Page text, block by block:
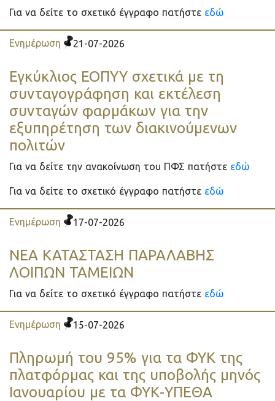
Για να δείτε το σχετικό έγγραφο πατήστε εδώ
Ενημέρωση 21-07-2026
Εγκύκλιος ΕΟΠΥΥ σχετικά με τη
συνταγογράφηση και εκτέλεση
συνταγών φαρμάκων για την
εξυπηρέτηση των διακινούμενων
πολιτών
Για να δείτε την ανακοίνωση του ΠΦΣ πατήστε εδώ
Για να δείτε το σχετικό έγγραφο πατήστε εδώ
Ενημέρωση 17-07-2026
ΝΕΑ ΚΑΤΑΣΤΑΣΗ ΠΑΡΑΛΑΒΗΣ
ΛΟΙΠΩΝ ΤΑΜΕΙΩΝ
Για να δείτε το σχετικό έγγραφο πατήστε εδώ
Ενημέρωση 15-07-2026
Πληρωμή του 95% για τα ΦΥΚ της
πλατφόρμας και της υποβολής μηνός
Ιανουαρίου με τα ΦΥΚ-ΥΠΕΘΑ